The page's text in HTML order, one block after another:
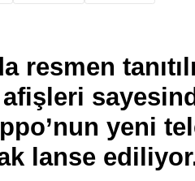
resmen
yeni
lanse